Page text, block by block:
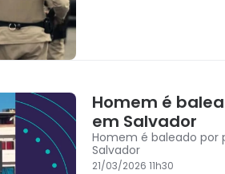
Homem é
em Salvador
Homem é baleado por
Salvador
21/03/2026 11h30